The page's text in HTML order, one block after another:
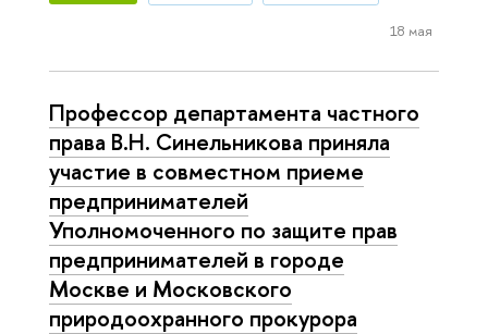
18 мая
Профессор департамента частного
права В.Н. Синельникова приняла
участие в совместном приеме
предпринимателей
Уполномоченного по защите прав
предпринимателей в городе
Москве и Московского
природоохранного прокурора